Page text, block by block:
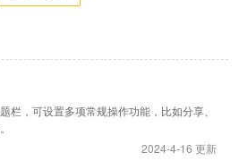
栏，可设置多项常规操作功能，比如分享、
2024-4-16 更新